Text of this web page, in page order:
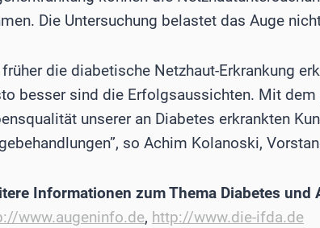
Die Untersuchung belastet das Auge
früher die diabetische Netzhaut-Erkrankung
besser sind die Erfolgsaussichten. Mit dem
unserer an Diabetes erkrankten
so Achim Kolanoski,
Informationen zum Thema Diabetes und
www.augeninfo.de, http://www.die-ifda.de